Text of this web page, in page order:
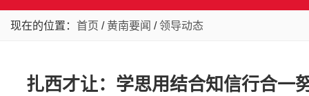
现在的位置： 首页 / 黄南要闻 /领导动态
扎西才让：学思用结合知信行合一